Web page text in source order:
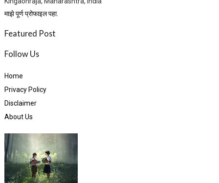
माझे पूर्ण प्रोफाइल पहा.
Featured Post
Follow Us
Home
Privacy Policy
Disclaimer
About Us